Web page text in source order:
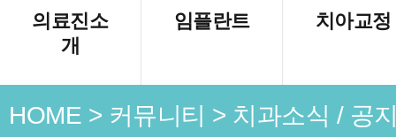
의료진소
개
임플란트 치아교정
HOME > 커뮤니티 > 치과소식 / 공